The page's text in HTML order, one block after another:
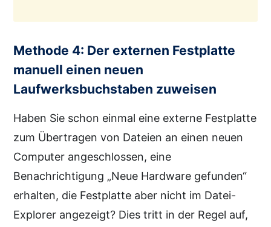
Methode 4: Der externen Festplatte
manuell einen neuen
Laufwerksbuchstaben zuweisen
Haben Sie schon einmal eine externe Festplatte
zum Übertragen von Dateien an einen neuen
Computer angeschlossen, eine
Benachrichtigung „Neue Hardware gefunden“
erhalten, die Festplatte aber nicht im Datei-
Explorer angezeigt? Dies tritt in der Regel auf,